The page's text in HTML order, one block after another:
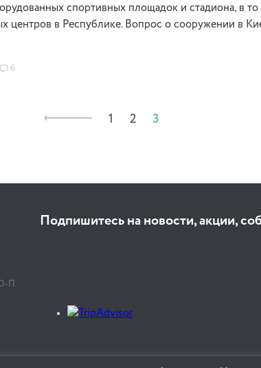
спортивных площадок и стадиона, в
центров в Республике. Вопрос о сооружении в
6
1 2 3
П
Подпишитесь на новости, акции,